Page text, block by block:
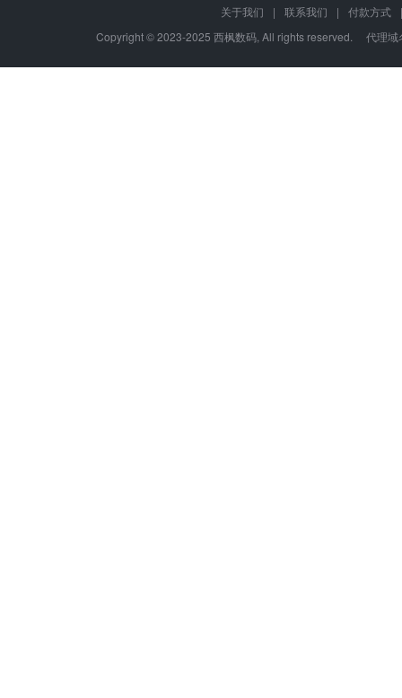
关于我们 | 联系我们 | 付款方式
|
Copyright © 2023-2025 西枫数码, All rights reserved. 代理